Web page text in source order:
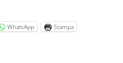
WhatsApp Stampa